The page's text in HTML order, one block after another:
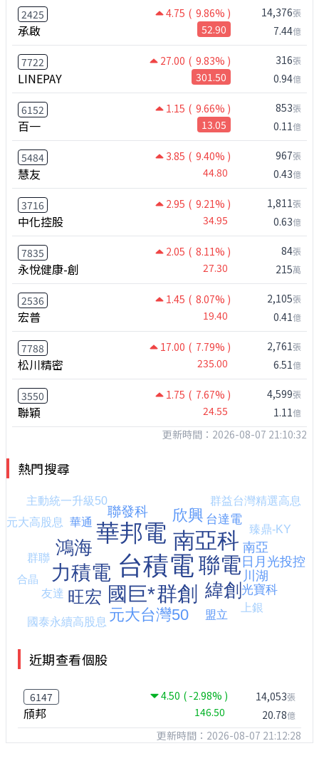
2425 4.75 ( 9.86% )
承啟 52.90
14,376張
7.44億
7722 27.00 ( 9.83% )
LINEPAY 301.50
316張
0.94億
6152 1.15 ( 9.66% )
百一 13.05
853張
0.11億
5484 3.85 ( 9.40% )
慧友 44.80
967張
0.43億
3716 2.95 ( 9.21% )
中化控股 34.95
1,811張
0.63億
7835 2.05 ( 8.11% )
永悅健康-創 27.30
84張
215萬
2536 1.45 ( 8.07% )
宏普 19.40
2,105張
0.41億
7788 17.00 ( 7.79% )
松川精密 235.00
2,761張
6.51億
3550 1.75 ( 7.67% )
聯穎 24.55
4,599張
1.11億
更新時間：2026-08-07 21:10:32
熱門搜尋
近期查看個股
6147 4.50 ( -2.98% )
頎邦 146.50
14,053張
20.78億
更新時間：2026-08-07 21:12:28